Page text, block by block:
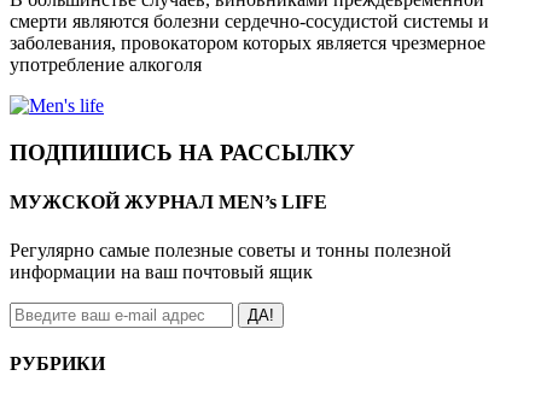
смерти являются болезни сердечно-сосудистой системы и
заболевания, провокатором которых является чрезмерное
употребление алкоголя
ПОДПИШИСЬ НА РАССЫЛКУ
МУЖСКОЙ ЖУРНАЛ MEN’s LIFE
Регулярно самые полезные советы и тонны полезной
информации на ваш почтовый ящик
ДА!
РУБРИКИ